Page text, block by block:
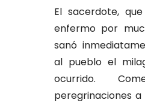
El sacerdote,
enfermo por
sanó
al pueblo el
ocurrido.
peregrinaciones a